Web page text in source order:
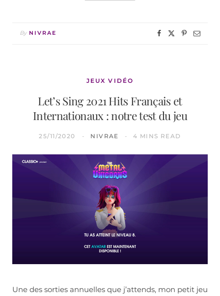
By NIVRAE
JEUX VIDÉO
Let’s Sing 2021 Hits Français et
Internationaux : notre test du jeu
25/11/2020 NIVRAE 4 MINS READ
Une des sorties annuelles que j’attends, mon petit jeu